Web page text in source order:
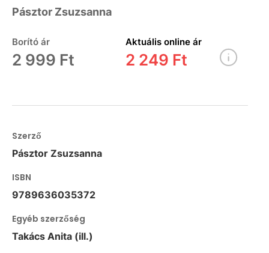
Pásztor Zsuzsanna
Borító ár
2 999 Ft
Aktuális online ár
2 249 Ft
Szerző
Pásztor Zsuzsanna
ISBN
9789636035372
Egyéb szerzőség
Takács Anita (ill.)